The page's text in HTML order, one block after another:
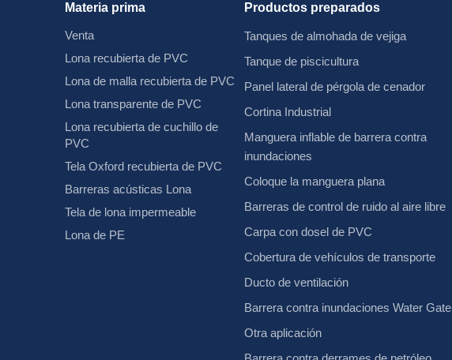
Materia prima
Venta
Lona recubierta de PVC
Lona de malla recubierta de PVC
Lona transparente de PVC
Lona recubierta de cuchillo de
PVC
Tela Oxford recubierta de PVC
Barreras acústicas Lona
Tela de lona impermeable
Lona de PE
Productos preparados
Tanques de almohada de vejiga
Tanque de piscicultura
Panel lateral de pérgola de cenador
Cortina Industrial
Manguera inflable de barrera contra
inundaciones
Coloque la manguera plana
Barreras de control de ruido al aire libre
Carpa con dosel de PVC
Cobertura de vehículos de transporte
Ducto de ventilación
Barrera contra inundaciones Water Gate
Otra aplicación